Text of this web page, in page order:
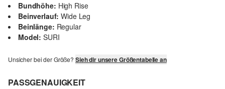
Bundhöhe: High Rise
Beinverlauf: Wide Leg
Beinlänge: Regular
Model: SURI
Unsicher bei der Größe? Sieh dir unsere Größentabelle an
PASSGENAUIGKEIT